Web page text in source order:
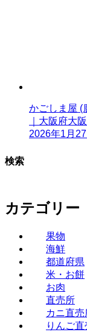
かごしま屋 (
｜大阪府大
2026年1月27
検索
カテゴリー
果物
海鮮
都道府県
米・お餅
お肉
直売所
カニ直売
りんご